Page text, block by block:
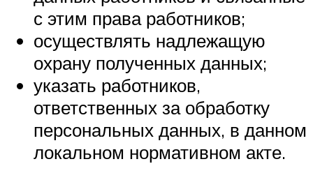
с этим права работников;
осуществлять надлежащую
охрану полученных данных;
указать работников,
ответственных за обработку
персональных данных, в данном
локальном нормативном акте.